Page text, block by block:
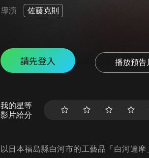
導演 佐藤克則
請先登入 播放預告
我的星等
影片給分
以日本福島縣白河市的工藝品「白河達